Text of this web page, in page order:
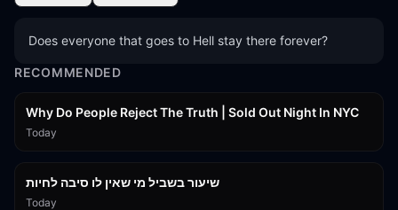
Does everyone that goes to Hell stay there forever?
RECOMMENDED
Why Do People Reject The Truth | Sold Out Night In NYC
Today
שיעור בשביל מי שאין לו סיבה לחיות
Today